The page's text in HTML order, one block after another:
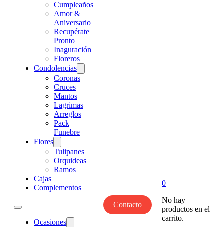
Cumpleaños
Amor &
Aniversario
Recupérate
Pronto
Inaguración
Floreros
Condolencias
Coronas
Cruces
Mantos
Lagrimas
Arreglos
Pack
Funebre
Flores
Tulipanes
Orquideas
Ramos
Cajas
Complementos
Ocasiones
Contacto
0
No hay
productos en el
carrito.